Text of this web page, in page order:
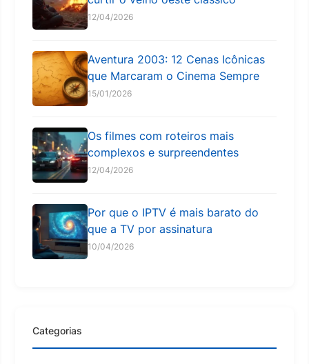
12/04/2026
Aventura 2003: 12 Cenas Icônicas
que Marcaram o Cinema Sempre
15/01/2026
Os filmes com roteiros mais
complexos e surpreendentes
12/04/2026
Por que o IPTV é mais barato do
que a TV por assinatura
10/04/2026
Categorias